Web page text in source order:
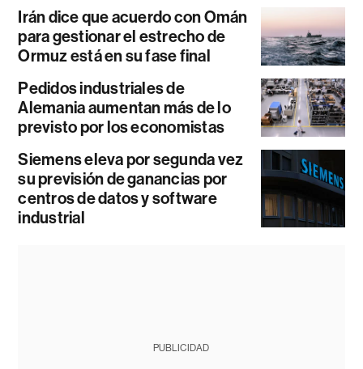
Irán dice que acuerdo con Omán
para gestionar el estrecho de
Ormuz está en su fase final
Pedidos industriales de
Alemania aumentan más de lo
previsto por los economistas
Siemens eleva por segunda vez
su previsión de ganancias por
centros de datos y software
industrial
PUBLICIDAD